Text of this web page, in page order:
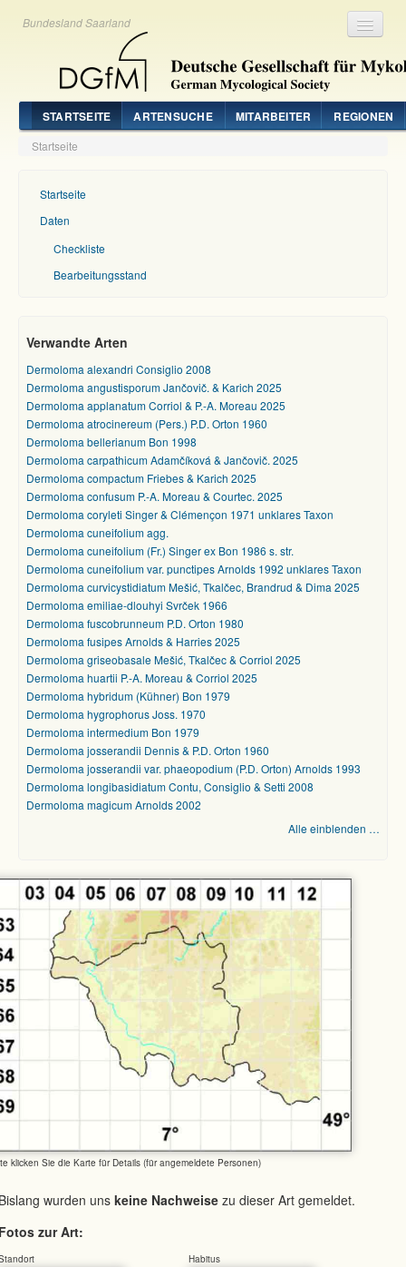
Bundesland Saarland
STARTSEITE ARTENSUCHE MITARBEITER REGIONEN
Startseite
Startseite
Daten
Checkliste
Bearbeitungsstand
Verwandte Arten
Dermoloma alexandri Consiglio 2008
Dermoloma angustisporum Jančovič. & Karich 2025
Dermoloma applanatum Corriol & P.-A. Moreau 2025
Dermoloma atrocinereum (Pers.) P.D. Orton 1960
Dermoloma bellerianum Bon 1998
Dermoloma carpathicum Adamčíková & Jančovič. 2025
Dermoloma compactum Friebes & Karich 2025
Dermoloma confusum P.-A. Moreau & Courtec. 2025
Dermoloma coryleti Singer & Clémençon 1971 unklares Taxon
Dermoloma cuneifolium agg.
Dermoloma cuneifolium (Fr.) Singer ex Bon 1986 s. str.
Dermoloma cuneifolium var. punctipes Arnolds 1992 unklares Taxon
Dermoloma curvicystidiatum Mešić, Tkalčec, Brandrud & Dima 2025
Dermoloma emiliae-dlouhyi Svrček 1966
Dermoloma fuscobrunneum P.D. Orton 1980
Dermoloma fusipes Arnolds & Harries 2025
Dermoloma griseobasale Mešić, Tkalčec & Corriol 2025
Dermoloma huartii P.-A. Moreau & Corriol 2025
Dermoloma hybridum (Kühner) Bon 1979
Dermoloma hygrophorus Joss. 1970
Dermoloma intermedium Bon 1979
Dermoloma josserandii Dennis & P.D. Orton 1960
Dermoloma josserandii var. phaeopodium (P.D. Orton) Arnolds 1993
Dermoloma longibasidiatum Contu, Consiglio & Setti 2008
Dermoloma magicum Arnolds 2002
Alle einblenden …
klicken Sie die Karte für Details (für angemeldete Personen)
wurden uns keine Nachweise zu dieser Art gemeldet.
zur Art:
Habitus